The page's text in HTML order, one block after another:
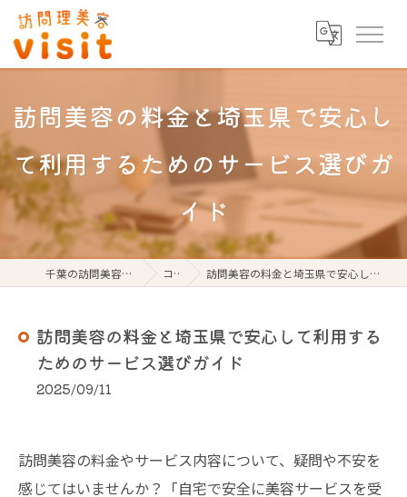
訪問美容の料金と埼玉県で安心し
て利用するためのサービス選びガ
イド
千葉の訪問美容なら訪問理美容visit コラム 訪問美容の料金と埼玉県で安心して利用するためのサービス選びガイド
訪問美容の料金と埼玉県で安心して利用する
ためのサービス選びガイド
2025/09/11
訪問美容の料金やサービス内容について、疑問や不安を
感じてはいませんか？「自宅で安全に美容サービスを受